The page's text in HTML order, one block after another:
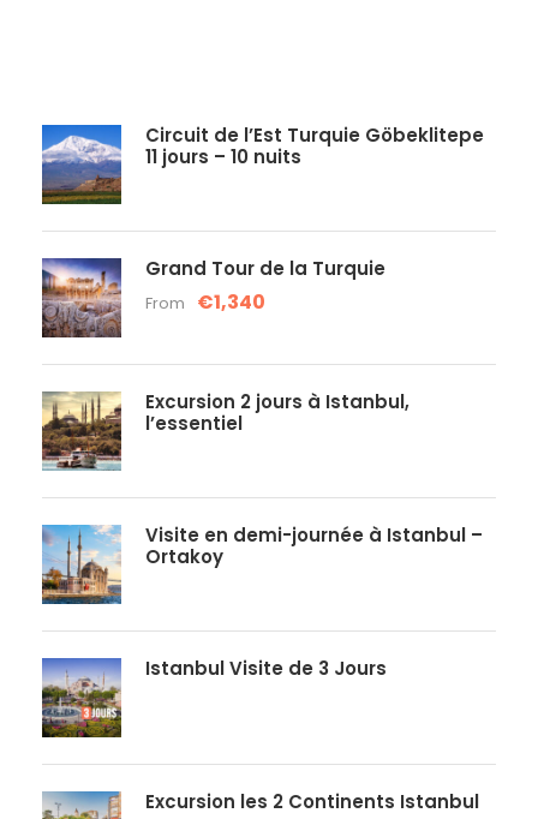
Circuit de l’Est Turquie Göbeklitepe
11 jours – 10 nuits
Grand Tour de la Turquie
From €1,340
Excursion 2 jours à Istanbul,
l’essentiel
Visite en demi-journée à Istanbul –
Ortakoy
Istanbul Visite de 3 Jours
Excursion les 2 Continents Istanbul